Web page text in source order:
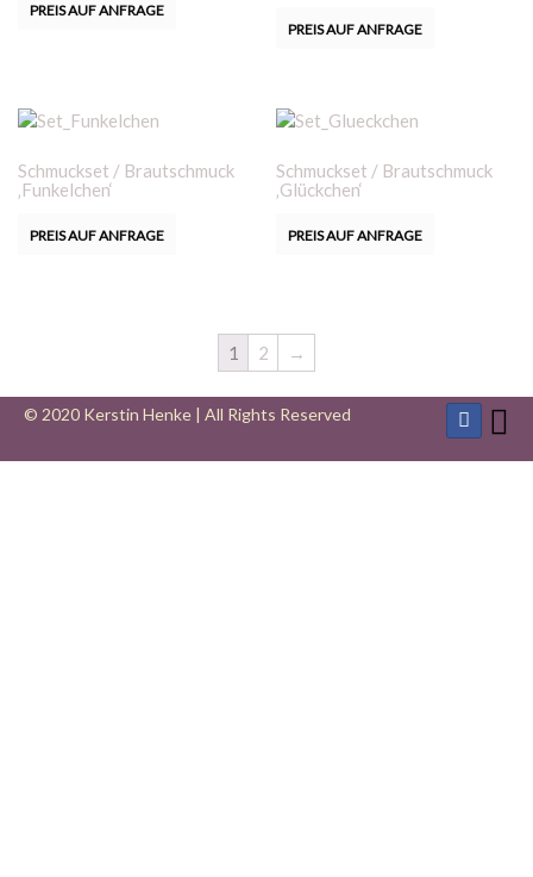
PREIS AUF ANFRAGE
PREIS AUF ANFRAGE
Schmuckset / Brautschmuck
‚Funkelchen‘
PREIS AUF ANFRAGE
Schmuckset / Brautschmuck
‚Glückchen‘
PREIS AUF ANFRAGE
1 2 →
© 2020 Kerstin Henke | All Rights Reserved